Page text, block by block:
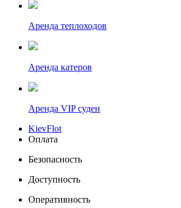
Аренда теплоходов
Аренда катеров
Аренда VIP суден
KievFlot
Оплата
Безопасность
Доступность
Оперативность